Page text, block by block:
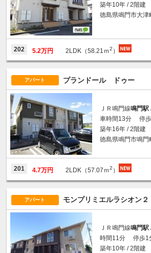
築年10年 / 2階建
徳島県鳴門市大津
202 5.2万円 2LDK（58.21ｍ2 ）
アパート プランドール ドゥー
ＪＲ鳴門線鳴門駅
車時間13分 停
築年16年 / 2階建
徳島県鳴門市鳴門
201 4.7万円 2LDK（57.07ｍ2 ）
アパート モンプリミエルラシオン２
ＪＲ鳴門線鳴門駅
時間11分 停歩1
築年10年 / 2階建